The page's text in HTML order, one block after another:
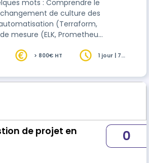
mots : Comprendre le
de culture des
(Terraform,
mesure (ELK, Prometheus)
> Pratique : 15% Cette
et une qualité
> Formation inter-
> 800€ HT
1 jour | 7
de projet en
0